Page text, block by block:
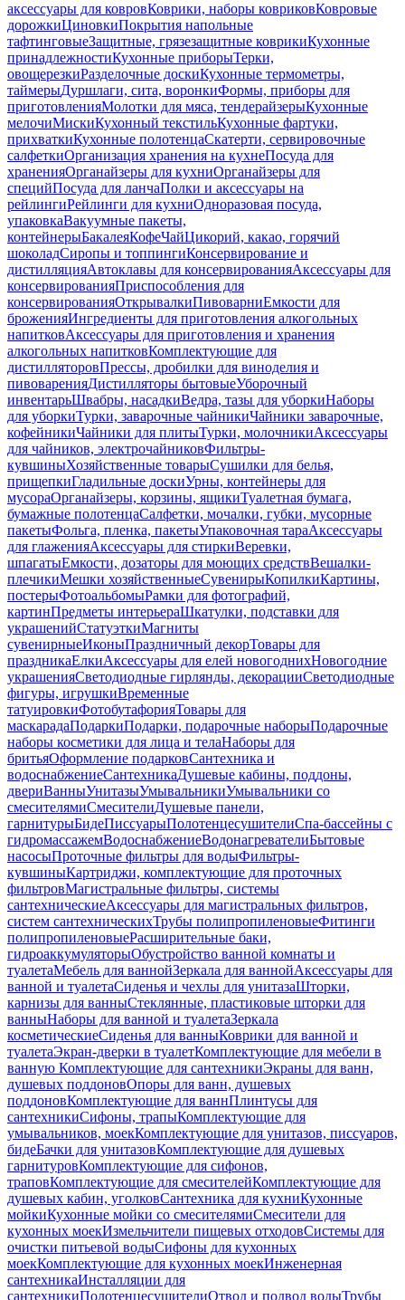
аксессуары для ковровКоврики, наборы ковриковКовровые
дорожкиЦиновкиПокрытия напольные
тафтинговыеЗащитные, грязезащитные коврикиКухонные
принадлежностиКухонные приборыТерки,
овощерезкиРазделочные доскиКухонные термометры,
таймерыДуршлаги, сита, воронкиФормы, приборы для
приготовленияМолотки для мяса, тендерайзерыКухонные
мелочиМискиКухонный текстильКухонные фартуки,
прихваткиКухонные полотенцаСкатерти, сервировочные
салфеткиОрганизация хранения на кухнеПосуда для
храненияОрганайзеры для кухниОрганайзеры для
специйПосуда для ланчаПолки и аксессуары на
рейлингиРейлинги для кухниОдноразовая посуда,
упаковкаВакуумные пакеты,
контейнерыБакалеяКофеЧайЦикорий, какао, горячий
шоколадСиропы и топпингиКонсервирование и
дистилляцияАвтоклавы для консервированияАксессуары для
консервированияПриспособления для
консервированияОткрывалкиПивоварниЕмкости для
броженияИнгредиенты для приготовления алкогольных
напитковАксессуары для приготовления и хранения
алкогольных напитковКомплектующие для
дистилляторовПрессы, дробилки для виноделия и
пивоваренияДистилляторы бытовыеУборочный
инвентарьШвабры, насадкиВедра, тазы для уборкиНаборы
для уборкиТурки, заварочные чайникиЧайники заварочные,
кофейникиЧайники для плитыТурки, молочникиАксессуары
для чайников, электрочайниковФильтры-
кувшиныХозяйственные товарыСушилки для белья,
прищепкиГладильные доскиУрны, контейнеры для
мусораОрганайзеры, корзины, ящикиТуалетная бумага,
бумажные полотенцаСалфетки, мочалки, губки, мусорные
пакетыФольга, пленка, пакетыУпаковочная тараАксессуары
для глаженияАксессуары для стиркиВеревки,
шпагатыЕмкости, дозаторы для моющих средствВешалки-
плечикиМешки хозяйственныеСувенирыКопилкиКартины,
постерыФотоальбомыРамки для фотографий,
картинПредметы интерьераШкатулки, подставки для
украшенийСтатуэткиМагниты
сувенирныеИконыПраздничный декорТовары для
праздникаЕлкиАксессуары для елей новогоднихНовогодние
украшенияСветодиодные гирлянды, декорацииСветодиодные
фигуры, игрушкиВременные
татуировкиФотобутафорияТовары для
маскарадаПодаркиПодарки, подарочные наборыПодарочные
наборы косметики для лица и телаНаборы для
бритьяОформление подарковСантехника и
водоснабжениеСантехникаДушевые кабины, поддоны,
двериВанныУнитазыУмывальникиУмывальники со
смесителямиСмесителиДушевые панели,
гарнитурыБидеПиссуарыПолотенцесушителиСпа-бассейны с
гидромассажемВодоснабжениеВодонагревателиБытовые
насосыПроточные фильтры для водыФильтры-
кувшиныКартриджи, комплектующие для проточных
фильтровМагистральные фильтры, системы
сантехническиеАксессуары для магистральных фильтров,
систем сантехническихТрубы полипропиленовыеФитинги
полипропиленовыеРасширительные баки,
гидроаккумуляторыОбустройство ванной комнаты и
туалетаМебель для ваннойЗеркала для ваннойАксессуары для
ванной и туалетаСиденья и чехлы для унитазаШторки,
карнизы для ванныСтеклянные, пластиковые шторки для
ванныНаборы для ванной и туалетаЗеркала
косметическиеСиденья для ванныКоврики для ванной и
туалетаЭкран-дверки в туалетКомплектующие для мебели в
ванную Комплектующие для сантехникиЭкраны для ванн,
душевых поддоновОпоры для ванн, душевых
поддоновКомплектующие для ваннПлинтусы для
сантехникиСифоны, трапыКомплектующие для
умывальников, моекКомплектующие для унитазов, писсуаров,
бидеБачки для унитазовКомплектующие для душевых
гарнитуровКомплектующие для сифонов,
траповКомплектующие для смесителейКомплектующие для
душевых кабин, уголковСантехника для кухниКухонные
мойкиКухонные мойки со смесителямиСмесители для
кухонных моекИзмельчители пищевых отходовСистемы для
очистки питьевой водыСифоны для кухонных
моекКомплектующие для кухонных моекИнженерная
сантехникаИнсталляции для
сантехникиПолотенцесушителиОтвод и подвод водыТрубы